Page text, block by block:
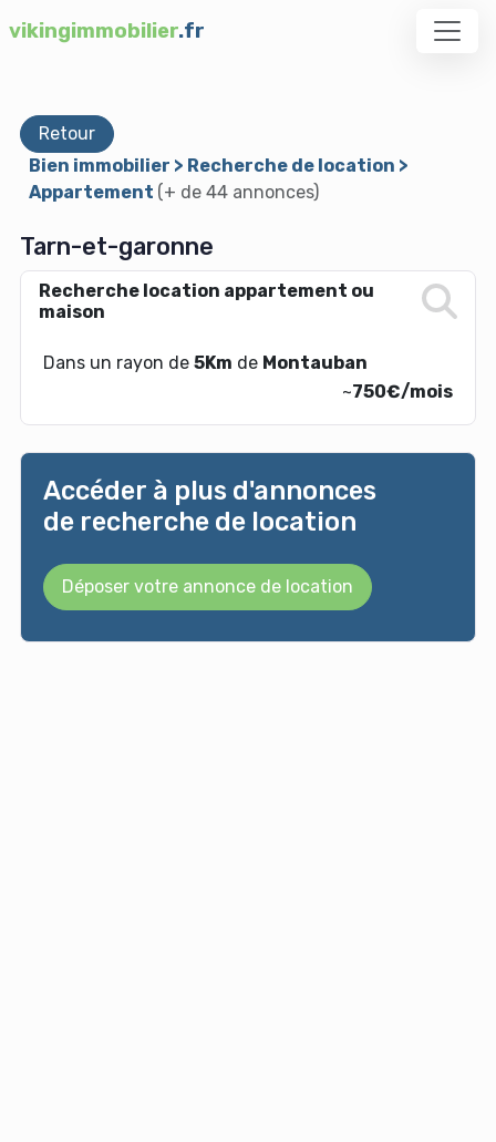
vikingimmobilier.fr
Retour
Bien immobilier > Recherche de location >
Appartement (+ de 44 annonces)
Tarn-et-garonne
Recherche location appartement ou
maison
Dans un rayon de 5Km de Montauban
~750€/mois
Accéder à plus d'annonces
de recherche de location
Déposer votre annonce de location